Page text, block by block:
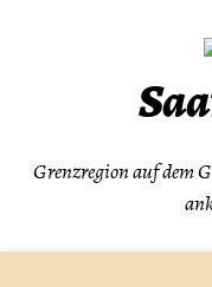
Grenzregion auf dem